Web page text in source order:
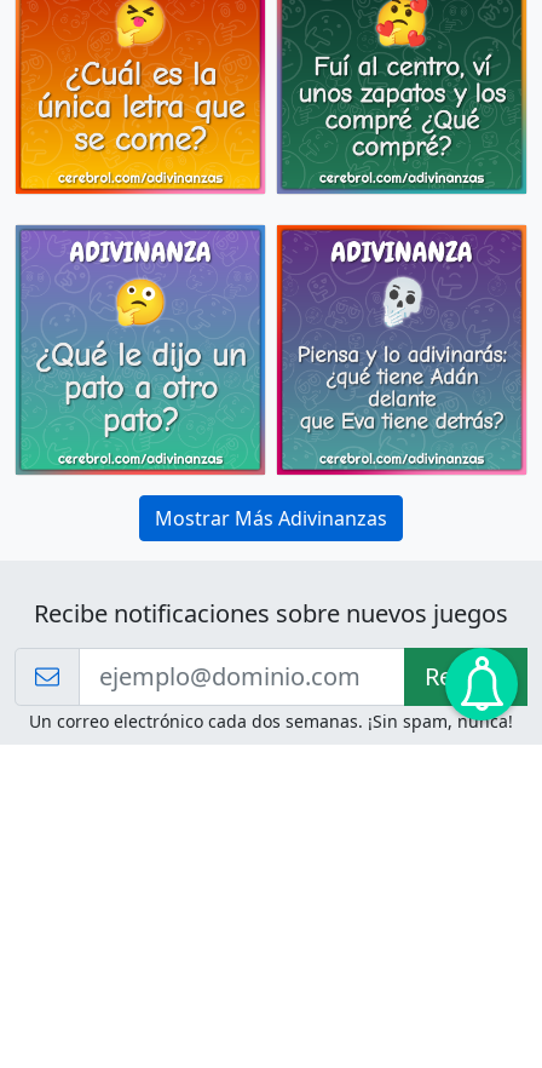
Mostrar Más Adivinanzas
Recibe notificaciones sobre nuevos juegos
Recibir!
Un correo electrónico cada dos semanas. ¡Sin spam, nunca!